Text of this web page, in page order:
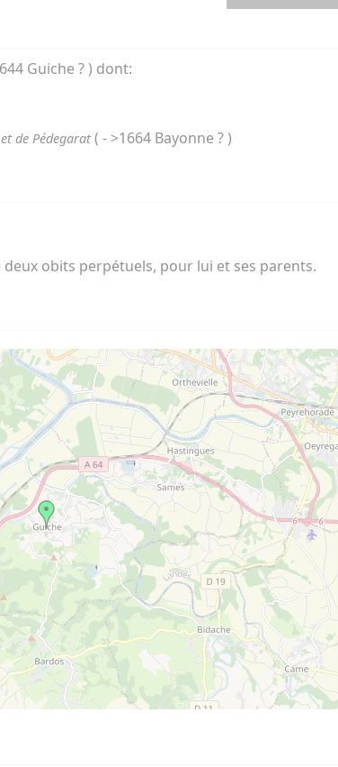
Guiche ? ) dont:
de Pédegarat ( - >1664 Bayonne ? )
obits perpétuels, pour lui et ses parents.